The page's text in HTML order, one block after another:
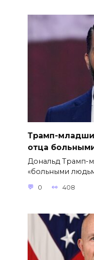
Трамп-
отца
Дональд Трамп-
«больными
0 408